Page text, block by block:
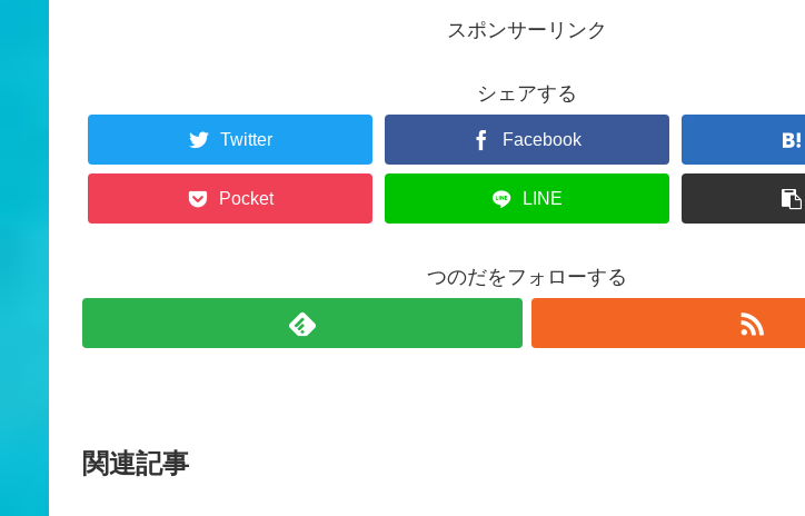
スポンサーリンク
シェアする
Twitter Facebook
Pocket LINE
つのだをフォローする
関連記事